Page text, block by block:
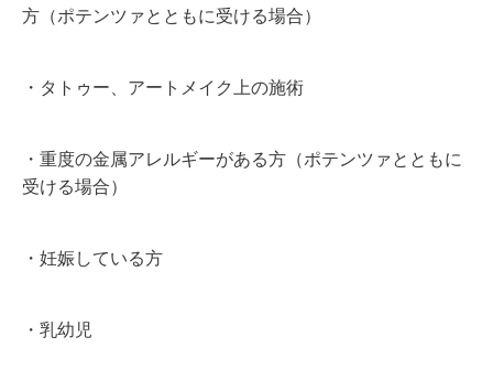
方（ポテンツァとともに受ける場合）
・タトゥー、アートメイク上の施術
・重度の金属アレルギーがある方（ポテンツァとともに
受ける場合）
・妊娠している方
・乳幼児